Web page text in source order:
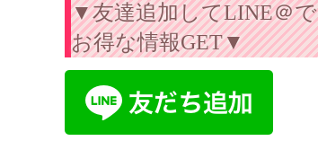
手
▼友達追加してLINE＠で
お得な情報GET▼